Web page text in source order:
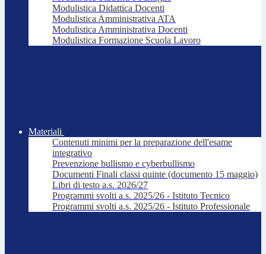
Modulistica Didattica Docenti
Modulistica Amministrativa ATA
Modulistica Amministrativa Docenti
Modulistica Formazione Scuola Lavoro
Materiali
Contenuti minimi per la preparazione dell'esame
integrativo
Prevenzione bullismo e cyberbullismo
Documenti Finali classi quinte (documento 15 maggio)
Libri di testo a.s. 2026/27
Programmi svolti a.s. 2025/26 - Istituto Tecnico
Programmi svolti a.s. 2025/26 - Istituto Professionale